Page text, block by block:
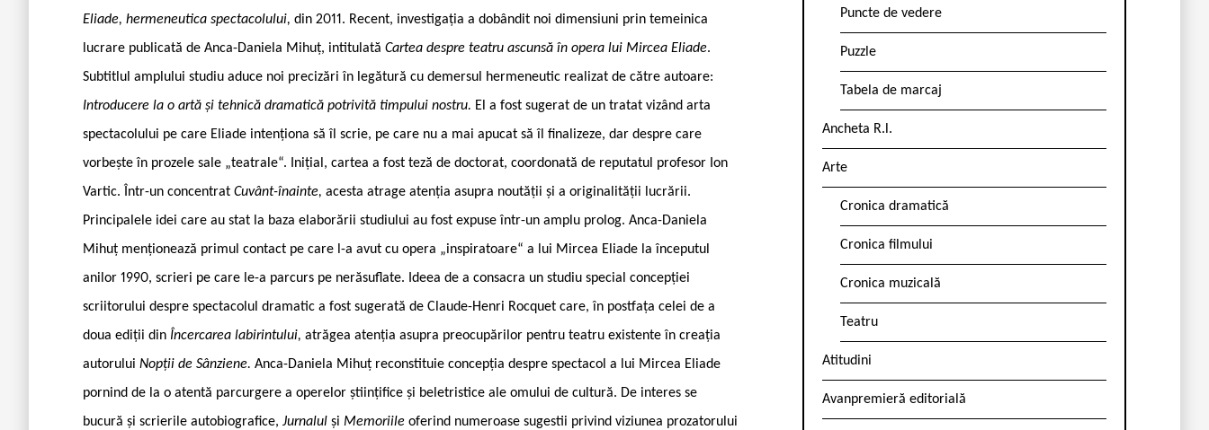
Eliade, hermeneutica spectacolului, din 2011. Recent, investigația a dobândit noi dimensiuni prin temeinica
lucrare publicată de Anca-Daniela Mihuț, intitulată Cartea despre teatru ascunsă în opera lui Mircea Eliade.
Subtitlul amplului studiu aduce noi precizări în legătură cu demersul hermeneutic realizat de către autoare:
Introducere la o artă și tehnică dramatică potrivită timpului nostru. El a fost sugerat de un tratat vizând arta
spectacolului pe care Eliade intenționa să îl scrie, pe care nu a mai apucat să îl finalizeze, dar despre care
vorbește în prozele sale „teatrale“. Inițial, cartea a fost teză de doctorat, coordonată de reputatul profesor Ion
Vartic. Într-un concentrat Cuvânt-înainte, acesta atrage atenția asupra noutății și a originalității lucrării.
Principalele idei care au stat la baza elaborării studiului au fost expuse într-un amplu prolog. Anca-Daniela
Mihuț menționează primul contact pe care l-a avut cu opera „inspiratoare“ a lui Mircea Eliade la începutul
anilor 1990, scrieri pe care le-a parcurs pe nerăsuflate. Ideea de a consacra un studiu special concepției
scriitorului despre spectacolul dramatic a fost sugerată de Claude-Henri Rocquet care, în postfața celei de a
doua ediții din Încercarea labirintului, atrăgea atenția asupra preocupărilor pentru teatru existente în creația
autorului Nopții de Sânziene. Anca-Daniela Mihuț reconstituie concepția despre spectacol a lui Mircea Eliade
pornind de la o atentă parcurgere a operelor științifice și beletristice ale omului de cultură. De interes se
bucură și scrierile autobiografice, Jurnalul și Memoriile oferind numeroase sugestii privind viziunea prozatorului
Puncte de vedere
Puzzle
Tabela de marcaj
Ancheta R.l.
Arte
Cronica dramatică
Cronica filmului
Cronica muzicală
Teatru
Atitudini
Avanpremieră editorială